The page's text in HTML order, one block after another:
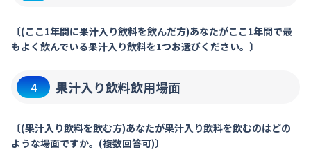
〔(ここ1年間に果汁入り飲料を飲んだ方)あなたがここ1年間で最
もよく飲んでいる果汁入り飲料を1つお選びください。〕
4 果汁入り飲料飲用場面
〔(果汁入り飲料を飲む方)あなたが果汁入り飲料を飲むのはどの
ような場面ですか。(複数回答可)〕